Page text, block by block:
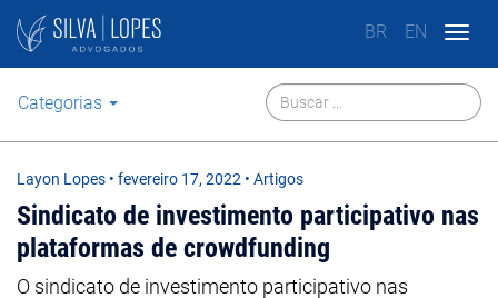
BR EN
Categorias
Layon Lopes • fevereiro 17, 2022 • Artigos
Sindicato de investimento participativo nas
plataformas de crowdfunding
O sindicato de investimento participativo nas